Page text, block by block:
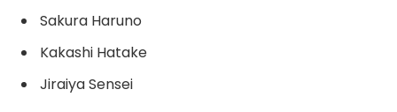
Sakura Haruno
Kakashi Hatake
Jiraiya Sensei